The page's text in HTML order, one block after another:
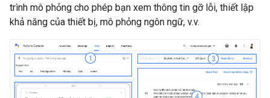
trình mô phỏng cho phép bạn xem thông tin gỡ lỗi, thiết lập
khả năng của thiết bị, mô phỏng ngôn ngữ, v.v.